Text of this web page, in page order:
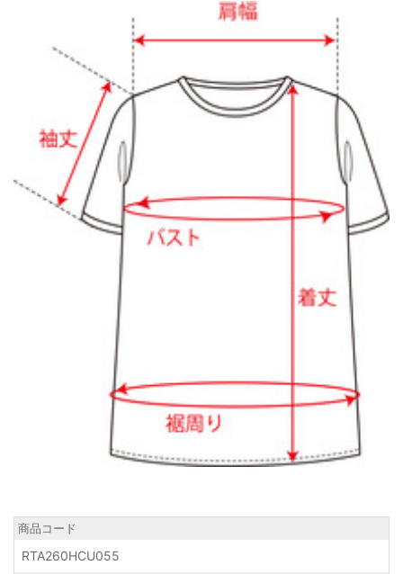
商品コード
RTA260HCU055